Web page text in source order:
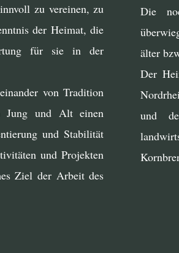
zu vereinen, zu
der Heimat, die
für sie in der
von Tradition
Jung und Alt einen
und Stabilität
und Projekten
Ziel der Arbeit des
Die
älter
Der
und